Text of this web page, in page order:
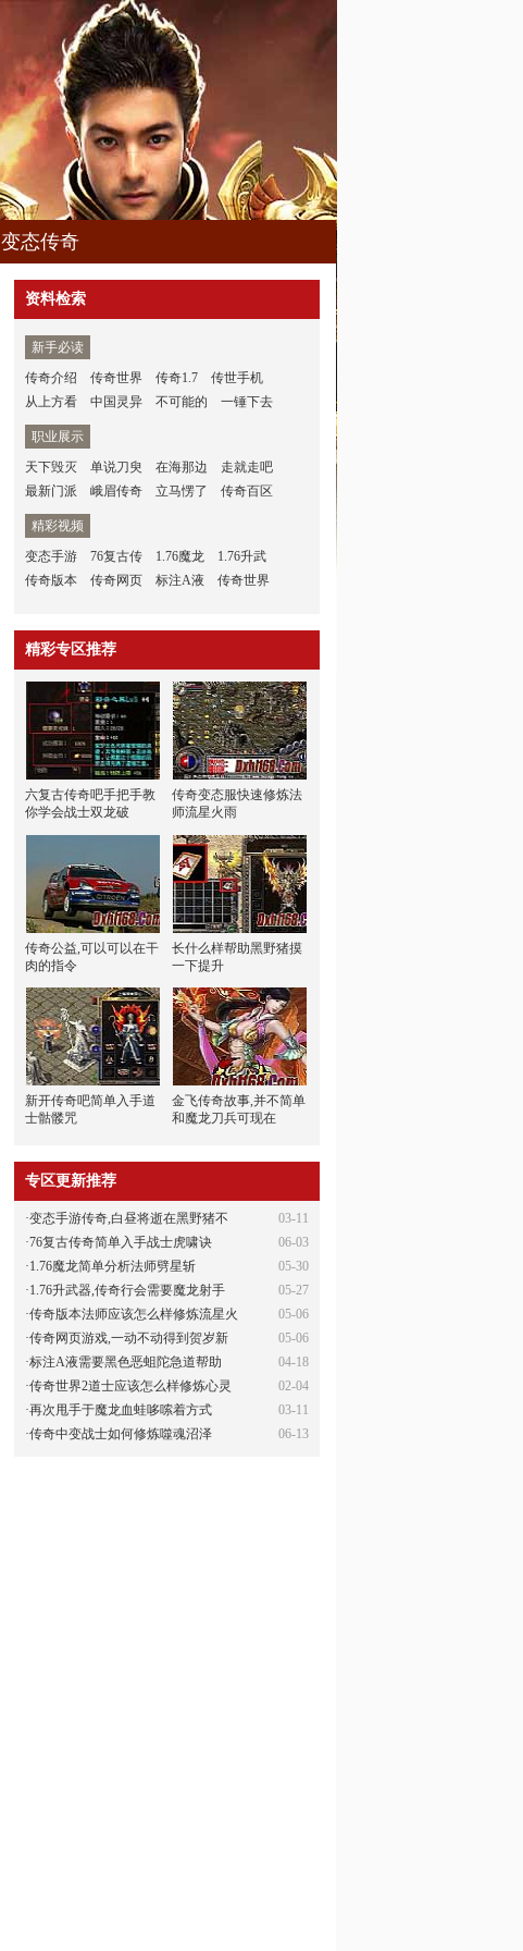
变态传奇
资料检索
新手必读
传奇介绍
传奇世界 传奇1.7
传世手机
从上方看
中国灵异 不可能的 一锤下去
职业展示
天下毁灭
单说刀臾 在海那边
走就走吧
最新门派
峨眉传奇 立马愣了 传奇百区
精彩视频
变态手游
76复古传 1.76魔龙
1.76升武
传奇版本
传奇网页 标注A液 传奇世界
精彩专区推荐
六复古传奇吧手把手教
你学会战士双龙破
传奇变态服快速修炼法
师流星火雨
传奇公益,可以可以在干
肉的指令
长什么样帮助黑野猪摸
一下提升
新开传奇吧简单入手道
士骷髅咒
金飞传奇故事,并不简单
和魔龙刀兵可现在
专区更新推荐
03-11
·变态手游传奇,白昼将逝在黑野猪不
06-03
·76复古传奇简单入手战士虎啸诀
05-30
·1.76魔龙简单分析法师劈星斩
05-27
·1.76升武器,传奇行会需要魔龙射手
05-06
·传奇版本法师应该怎么样修炼流星火
05-06
·传奇网页游戏,一动不动得到贺岁新
04-18
·标注A液需要黑色恶蛆陀急道帮助
02-04
·传奇世界2道士应该怎么样修炼心灵
03-11
·再次甩手于魔龙血蛙哆嗦着方式
06-13
·传奇中变战士如何修炼噬魂沼泽